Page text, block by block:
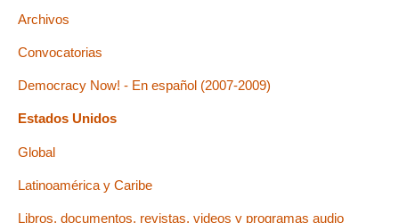
Archivos
Convocatorias
Democracy Now! - En español (2007-2009)
Estados Unidos
Global
Latinoamérica y Caribe
Libros, documentos, revistas, videos y programas audio